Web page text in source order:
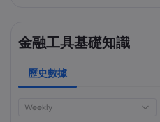
金融工具基礎知識
歷史數據
Weekly